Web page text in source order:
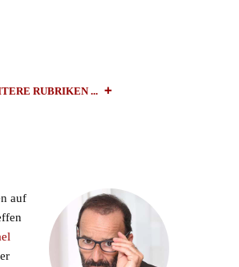
RUBRIKEN ...
auf